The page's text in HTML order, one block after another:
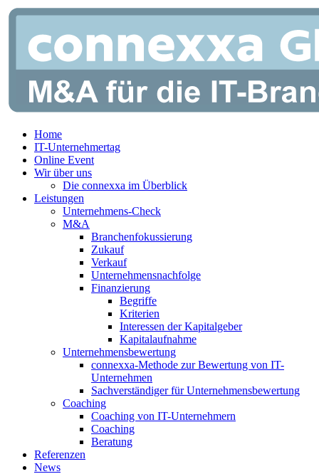
Zum
springen
Home
IT-Unternehmertag
Online Event
Wir über uns
Die connexxa im Überblick
Leistungen
Unternehmens-Check
M&A
Branchenfokussierung
Zukauf
Verkauf
Unternehmensnachfolge
Finanzierung
Begriffe
Kriterien
Interessen der Kapitalgeber
Kapitalaufnahme
Unternehmensbewertung
connexxa-Methode zur Bewertung von IT-
Unternehmen
Sachverständiger für Unternehmensbewertung
Coaching
Coaching von IT-Unternehmern
Coaching
Beratung
Referenzen
News